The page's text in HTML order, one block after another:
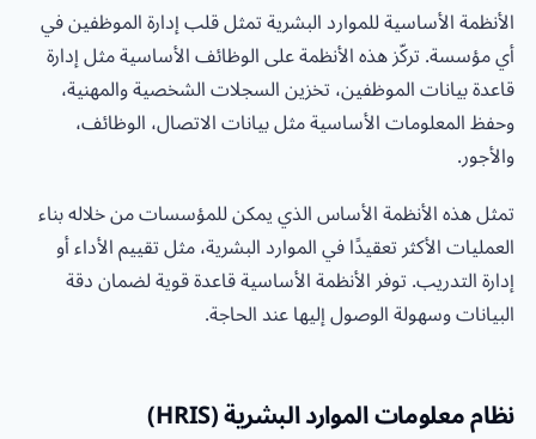
الأنظمة الأساسية للموارد البشرية تمثل قلب إدارة الموظفين في
أي مؤسسة. تركّز هذه الأنظمة على الوظائف الأساسية مثل إدارة
قاعدة بيانات الموظفين، تخزين السجلات الشخصية والمهنية،
وحفظ المعلومات الأساسية مثل بيانات الاتصال، الوظائف،
والأجور.
تمثل هذه الأنظمة الأساس الذي يمكن للمؤسسات من خلاله بناء
العمليات الأكثر تعقيدًا في الموارد البشرية، مثل تقييم الأداء أو
إدارة التدريب. توفر الأنظمة الأساسية قاعدة قوية لضمان دقة
البيانات وسهولة الوصول إليها عند الحاجة.
نظام معلومات الموارد البشرية (HRIS)